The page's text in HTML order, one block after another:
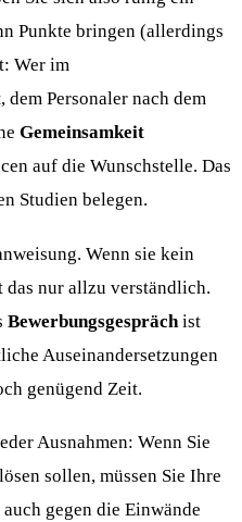
Punkte bringen (allerdings
Wer im
, dem Personaler nach dem
Gemeinsamkeit
auf die Wunschstelle. Das
Studien belegen.
Wenn sie kein
das nur allzu verständlich.
Bewerbungsgespräch ist
Auseinandersetzungen
genügend Zeit.
Ausnahmen: Wenn Sie
lösen sollen, müssen Sie Ihre
gegen die Einwände